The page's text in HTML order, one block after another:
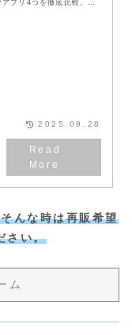
アプリ4つを徹底比較。送
2025.09.28
んな時は再販希望
さい。
ム